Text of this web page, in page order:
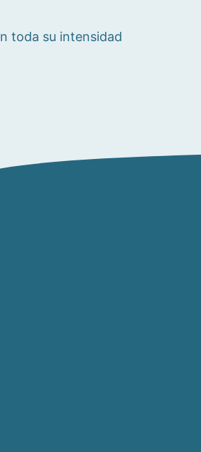
toda su intensidad